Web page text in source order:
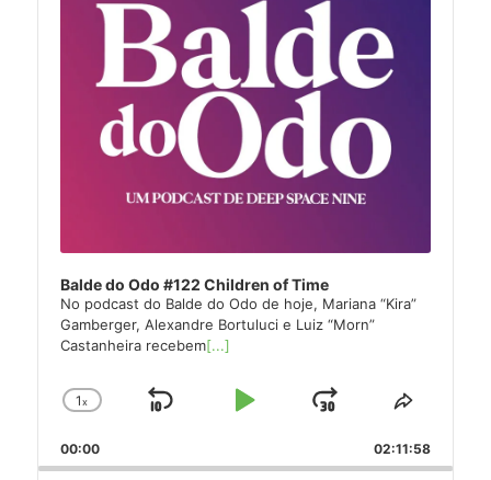
Balde do Odo #122 Children of Time
No podcast do Balde do Odo de hoje, Mariana “Kira”
Gamberger, Alexandre Bortuluci e Luiz “Morn”
Castanheira recebem[...]
Change
Rate
1x
Skip
Play
Jump
Forward
Share
Episode
00:00 02:11:58